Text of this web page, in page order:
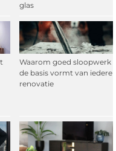
glas
Waarom goed sloopwerk
de basis vormt van iedere
renovatie